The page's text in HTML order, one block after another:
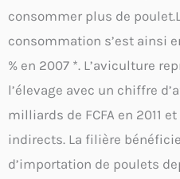
consommer plus de
consommation s’est ainsi
% en 2007 *. L’aviculture
l’élevage avec un chiffre
milliards de FCFA en 2011
indirects. La filière
d’importation de poulets